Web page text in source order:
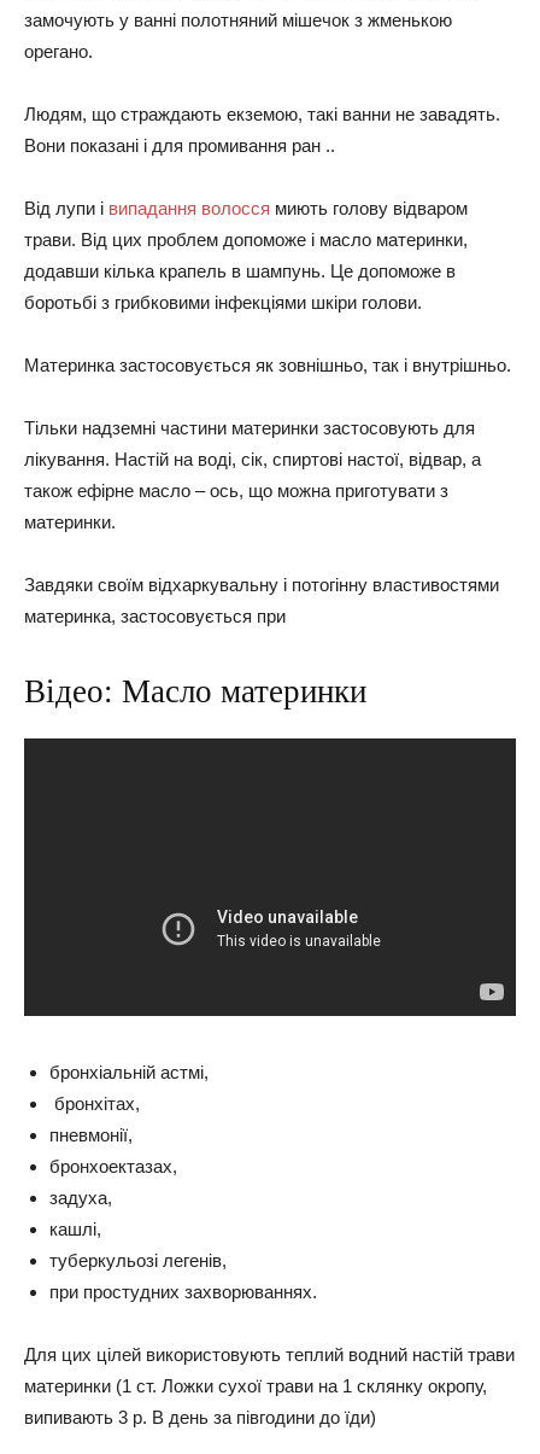
замочують у ванні полотняний мішечок з жменькою
орегано.
Людям, що страждають екземою, такі ванни не завадять.
Вони показані і для промивання ран ..
Від лупи і випадання волосся миють голову відваром
трави. Від цих проблем допоможе і масло материнки,
додавши кілька крапель в шампунь. Це допоможе в
боротьбі з грибковими інфекціями шкіри голови.
Материнка застосовується як зовнішньо, так і внутрішньо.
Тільки надземні частини материнки застосовують для
лікування. Настій на воді, сік, спиртові настої, відвар, а
також ефірне масло – ось, що можна приготувати з
материнки.
Завдяки своїм відхаркувальну і потогінну властивостями
материнка, застосовується при
Відео: Масло материнки
бронхіальній астмі,
бронхітах,
пневмонії,
бронхоектазах,
задуха,
кашлі,
туберкульозі легенів,
при простудних захворюваннях.
Для цих цілей використовують теплий водний настій трави
материнки (1 ст. Ложки сухої трави на 1 склянку окропу,
випивають 3 р. В день за півгодини до їди)